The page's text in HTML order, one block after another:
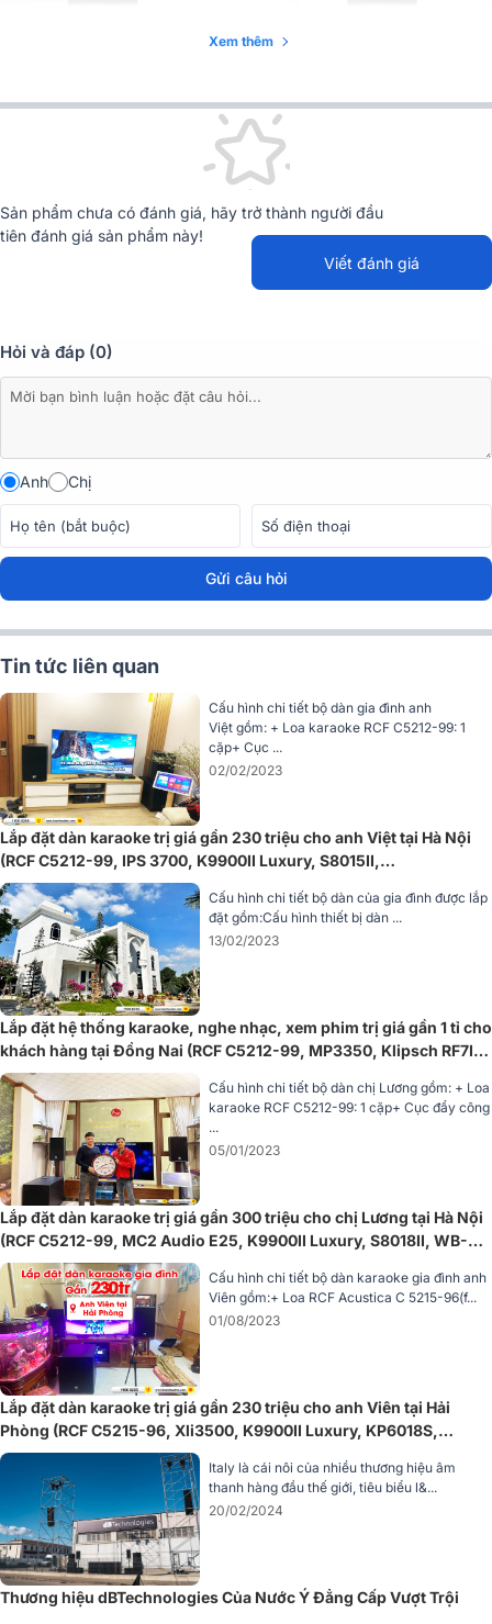
Loa dBTechnologies Vio X12
Loa dBTechnologies
Vio X12 không chỉ là một hệ thống PA độc lập
mà còn mang lại sự linh hoạt cho việc bố trí trong nhiều tình huống
khác nhau, có thể xếp chồng lên nhau hoặc treo tường.
Với cấu trúc 2 loa 2 đường tiếng, loa trầm với kích thước bass 30cm
và nam châm neodymium 3 inch cho hiệu suất âm trầm mạnh mẽ và
chất lượng cao. Loa treble neodymium có kích thước 3,5 cm và nam
châm 2.5 inch cung cấp âm thanh dải cao trong trẻo và sáng rõ.
Với công suất RMS 900W, đặc biệt được trang bị cổng RDNet, cho
phép giám sát và điều khiển từ xa thông qua phần mềm Aurora Net
trên cả hệ điều hành Windows và Mac, tạo điều kiện thuận lợi cho
việc quản lý âm thanh.
Xem thêm chi tiết:Loa dBTechnologies Vio X12
Loa sub điện dBTechnologies VIO S115
Loa sub điệndBTechnologies VIO S115 là sự lựa chọn hàng đầu cho
các hệ thống âm thanh lớn và không gian rộng, với củ bass 40cm
và cuộn coil 10.16cm, mang đến âm trầm mạnh mẽ và rõ ràng.
Xem thêm
Sản phẩm chưa có đánh giá, hãy trở thành người đầu
tiên đánh giá sản phẩm này!
Viết đánh giá
Hỏi và đáp (0)
Anh Chị
Gửi câu hỏi
Tin tức liên quan
Cấu hình chi tiết bộ dàn gia đình anh
Việt gồm: + Loa karaoke RCF C5212-99: 1
cặp+ Cục ...
02/02/2023
Lắp đặt dàn karaoke trị giá gần 230 triệu cho anh Việt tại Hà Nội
(RCF C5212-99, IPS 3700, K9900II Luxury, S8015II,
SVX288A/PG58,…)
Cấu hình chi tiết bộ dàn của gia đình được lắp
đặt gồm:Cấu hình thiết bị dàn ...
13/02/2023
Lắp đặt hệ thống karaoke, nghe nhạc, xem phim trị giá gần 1 tỉ cho
khách hàng tại Đồng Nai (RCF C5212-99, MP3350, Klipsch RF7III,
X8500H,…)
Cấu hình chi tiết bộ dàn chị Lương gồm: + Loa
karaoke RCF C5212-99: 1 cặp+ Cục đẩy công
...
05/01/2023
Lắp đặt dàn karaoke trị giá gần 300 triệu cho chị Lương tại Hà Nội
(RCF C5212-99, MC2 Audio E25, K9900II Luxury, S8018II, WB-
5000,…)
Cấu hình chi tiết bộ dàn karaoke gia đình anh
Viên gồm:+ Loa RCF Acustica C 5215-96(f...
01/08/2023
Lắp đặt dàn karaoke trị giá gần 230 triệu cho anh Viên tại Hải
Phòng (RCF C5215-96, Xli3500, K9900II Luxury, KP6018S,
VM300,…)
Italy là cái nôi của nhiều thương hiệu âm
thanh hàng đầu thế giới, tiêu biểu l&...
20/02/2024
Thương hiệu dBTechnologies Của Nước Ý Đẳng Cấp Vượt Trội